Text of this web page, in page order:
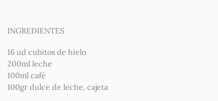
INGREDIENTES
16 ud cubitos de hielo
200ml leche
100ml café
100gr dulce de leche, cajeta